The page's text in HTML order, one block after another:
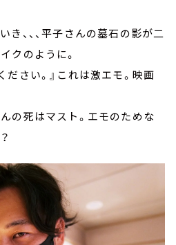
、、、平子さんの墓石の影が二
クのように。
ださい。』これは激エモ。映画
の死はマスト。エモのためな